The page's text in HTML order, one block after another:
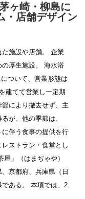
ヶ崎・柳島に
・店舗デザイン
施設や店舗。 企業
厚生施設。 海水浴
ついて、営業形態は
建てて営業し一定期
により撤去せず、主
が、他の季節は、
伴う食事の提供を行
ストラン・食堂とし
」（はまぢゃや）
京都府、兵庫県（日
ある。 本項では、2.